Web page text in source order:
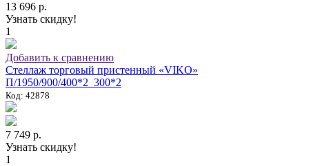
13 696 р.
Узнать скидку!
1
Добавить к сравнению
Стеллаж торговый пристенный «VIKO»
П/1950/900/400*2_300*2
Код: 42878
7 749 р.
Узнать скидку!
1